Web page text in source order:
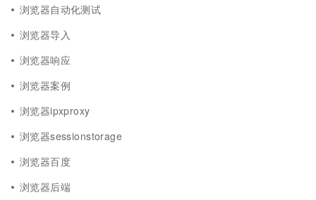
浏览器自动化测试
浏览器导入
浏览器响应
浏览器案例
浏览器ipxproxy
浏览器sessionstorage
浏览器百度
浏览器后端